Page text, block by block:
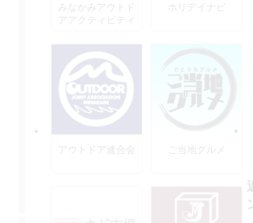
みなかみアウトド
アアクティビティ
ホリデイナビ
アウトドア連合会 ご当地グルメ